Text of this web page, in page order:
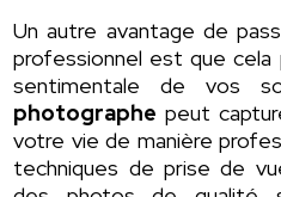
Un autre avantage de
professionnel est que
sentimentale de vos
photographe peut
votre vie de manière
techniques de prise de